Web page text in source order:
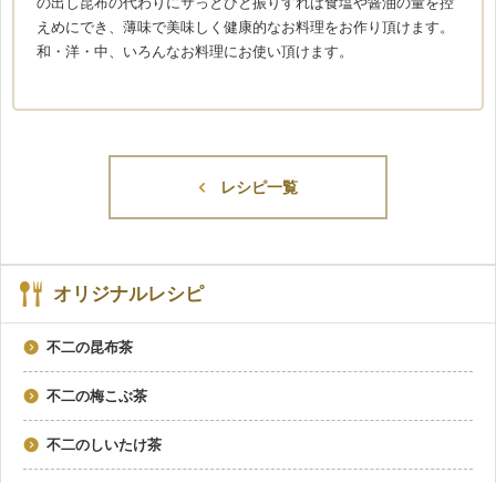
えめにでき、薄味で美味しく健康的なお料理をお作り頂けます。
和・洋・中、いろんなお料理にお使い頂けます。
レシピ一覧
オリジナルレシピ
不二の昆布茶
不二の梅こぶ茶
不二のしいたけ茶